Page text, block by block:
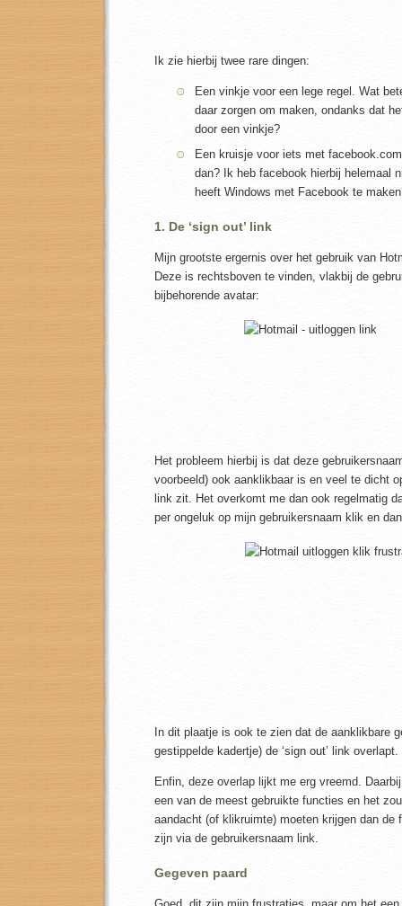
Ik zie hierbij twee rare dingen:
Een vinkje voor een lege regel. Wat
daar zorgen om maken, ondanks dat
door een vinkje?
Een kruisje voor iets met
dan? Ik heb facebook hierbij helemaal
heeft Windows met Facebook te
1. De ‘sign out’ link
Mijn grootste ergernis over het gebruik van
Deze is rechtsboven te vinden, vlakbij de
bijbehorende avatar:
Het probleem hierbij is dat deze
voorbeeld) ook aanklikbaar is en veel te dicht
link zit. Het overkomt me dan ook regelmatig
per ongeluk op mijn gebruikersnaam klik en
In dit plaatje is ook te zien dat de aanklikbare
gestippelde kadertje) de ‘sign out’ link overlapt.
Enfin, deze overlap lijkt me erg vreemd.
een van de meest gebruikte functies en het
aandacht (of klikruimte) moeten krijgen dan de
zijn via de gebruikersnaam link.
Gegeven paard